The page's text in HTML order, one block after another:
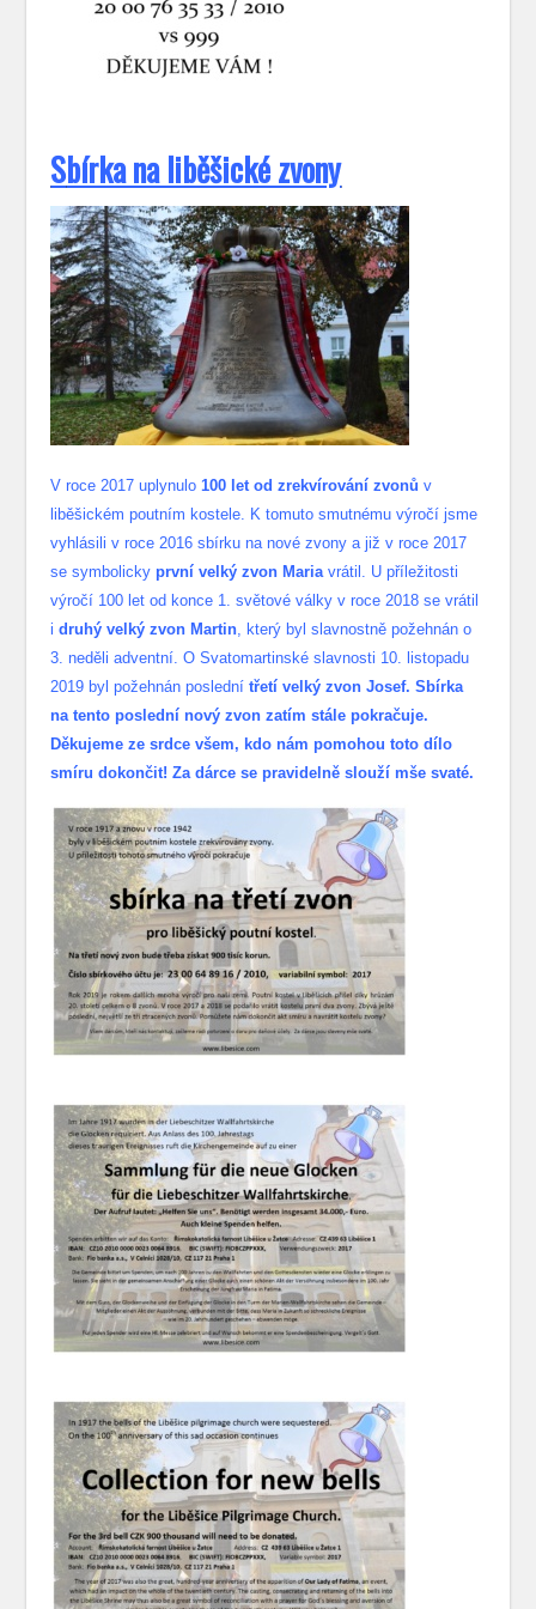
Sbírka na liběšické zvony
V roce 2017 uplynulo100 let od zrekvírování zvonů v
liběšickém poutním kostele. K tomuto smutnému výročí jsme
vyhlásili v roce 2016 sbírku na nové zvony a již v roce 2017
se symbolickyprvní velký zvon Mariavrátil. U příležitosti
výročí 100 let od konce 1. světové války v roce 2018 se vrátil
idruhý velký zvon Martin, který byl slavnostně požehnán o
3. neděli adventní. O Svatomartinské slavnosti 10. listopadu
2019 byl požehnán poslednítřetí velký zvon Josef. Sbírka
na tento poslední nový zvon zatím stále pokračuje.
Děkujeme ze srdce všem, kdo nám pomohou toto dílo
smíru dokončit! Za dárce se pravidelně slouží mše svaté.